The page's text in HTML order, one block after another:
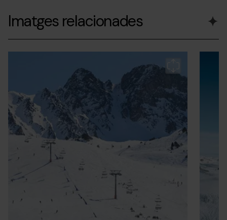
Imatges relacionades